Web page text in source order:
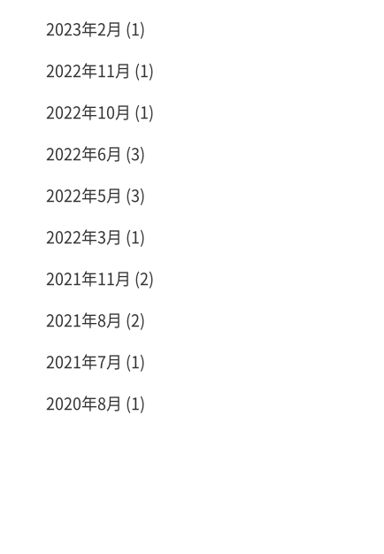
2023年2月 (1)
2022年11月 (1)
2022年10月 (1)
2022年6月 (3)
2022年5月 (3)
2022年3月 (1)
2021年11月 (2)
2021年8月 (2)
2021年7月 (1)
2020年8月 (1)